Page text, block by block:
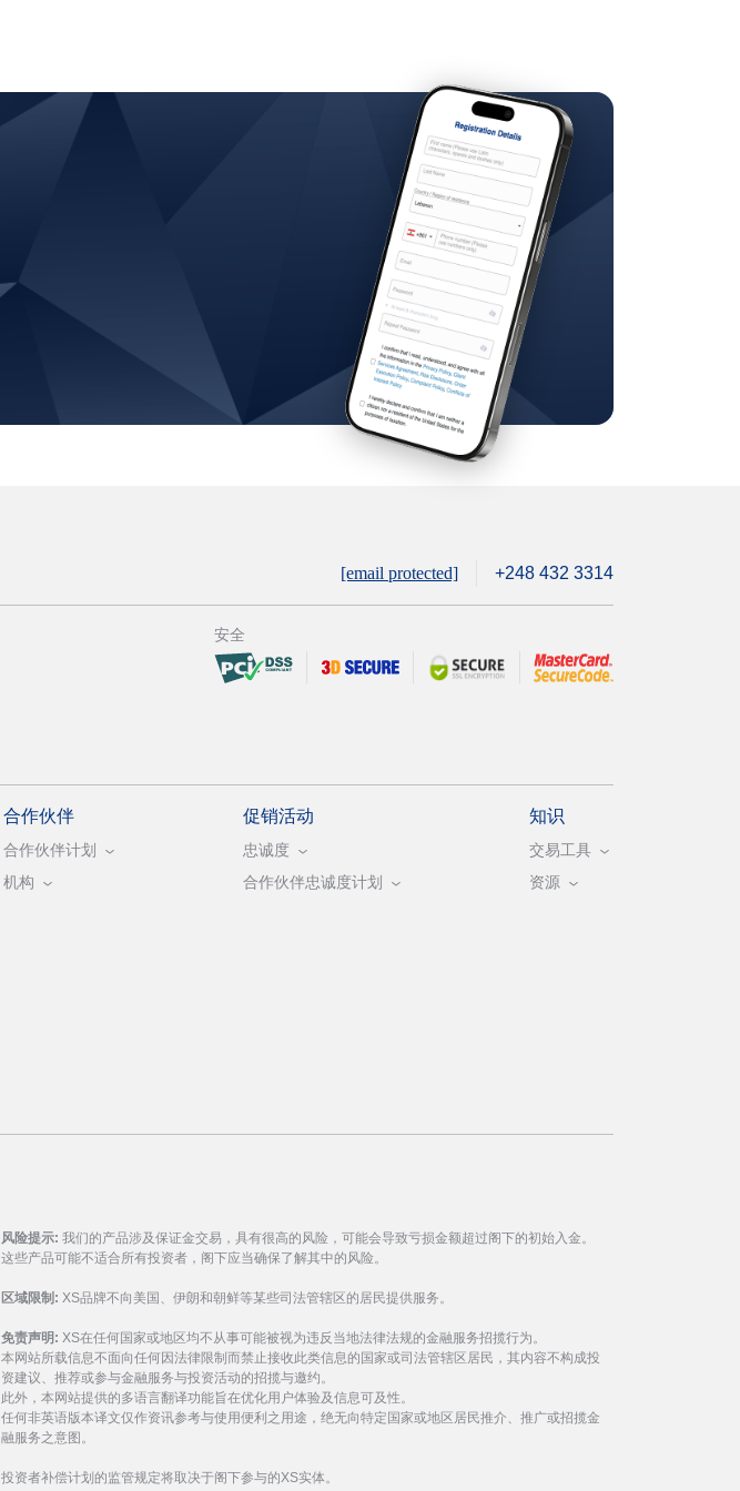
[email protected] +248 432 3314
安全
合作伙伴
合作伙伴计划
机构
促销活动
忠诚度
合作伙伴忠诚度计划
知识
交易工具
资源
风险提示: 我们的产品涉及保证金交易，具有很高的风险，可能会导致亏损金额超过阁下的初始入金。
这些产品可能不适合所有投资者，阁下应当确保了解其中的风险。
区域限制: XS品牌不向美国、伊朗和朝鲜等某些司法管辖区的居民提供服务。
免责声明: XS在任何国家或地区均不从事可能被视为违反当地法律法规的金融服务招揽行为。
本网站所载信息不面向任何因法律限制而禁止接收此类信息的国家或司法管辖区居民，其内容不构成投
资建议、推荐或参与金融服务与投资活动的招揽与邀约。
此外，本网站提供的多语言翻译功能旨在优化用户体验及信息可及性。
任何非英语版本译文仅作资讯参考与使用便利之用途，绝无向特定国家或地区居民推介、推广或招揽金
融服务之意图。
投资者补偿计划的监管规定将取决于阁下参与的XS实体。